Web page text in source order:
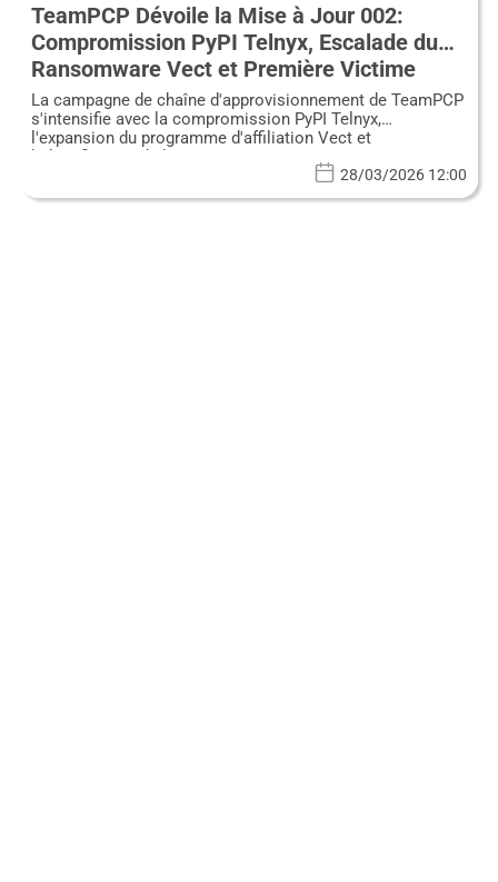
TeamPCP Dévoile la Mise à Jour 002:
Compromission PyPI Telnyx, Escalade du
Ransomware Vect et Première Victime
Nommée
La campagne de chaîne d'approvisionnement de TeamPCP
s'intensifie avec la compromission PyPI Telnyx,
l'expansion du programme d'affiliation Vect et
l'identification de la première victime.
28/03/2026 12:00